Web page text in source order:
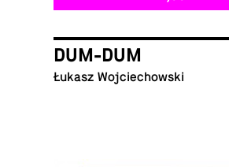
DUM-DUM
Łukasz Wojciechowski